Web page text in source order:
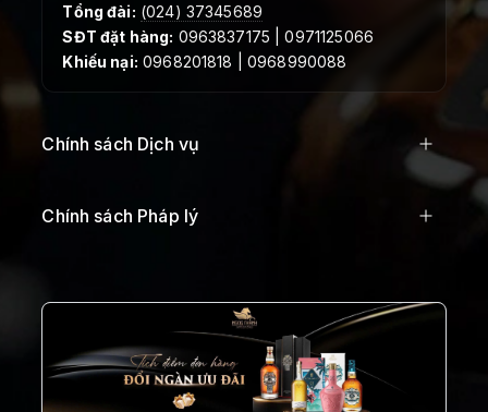
Tổng đài: (024) 37345689
SĐT đặt hàng: 0963837175 | 0971125066
Khiếu nại: 0968201818 | 0968990088
Chính sách Dịch vụ
Chính sách Pháp lý